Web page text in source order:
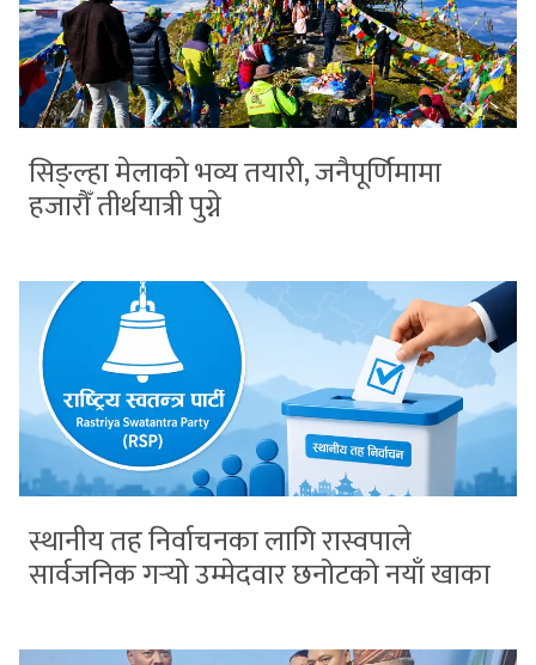
सिङ्ल्हा मेलाको भव्य तयारी, जनैपूर्णिमामा
हजारौँ तीर्थयात्री पुग्ने
स्थानीय तह निर्वाचनका लागि रास्वपाले
सार्वजनिक गर्‍यो उम्मेदवार छनोटको नयाँ खाका